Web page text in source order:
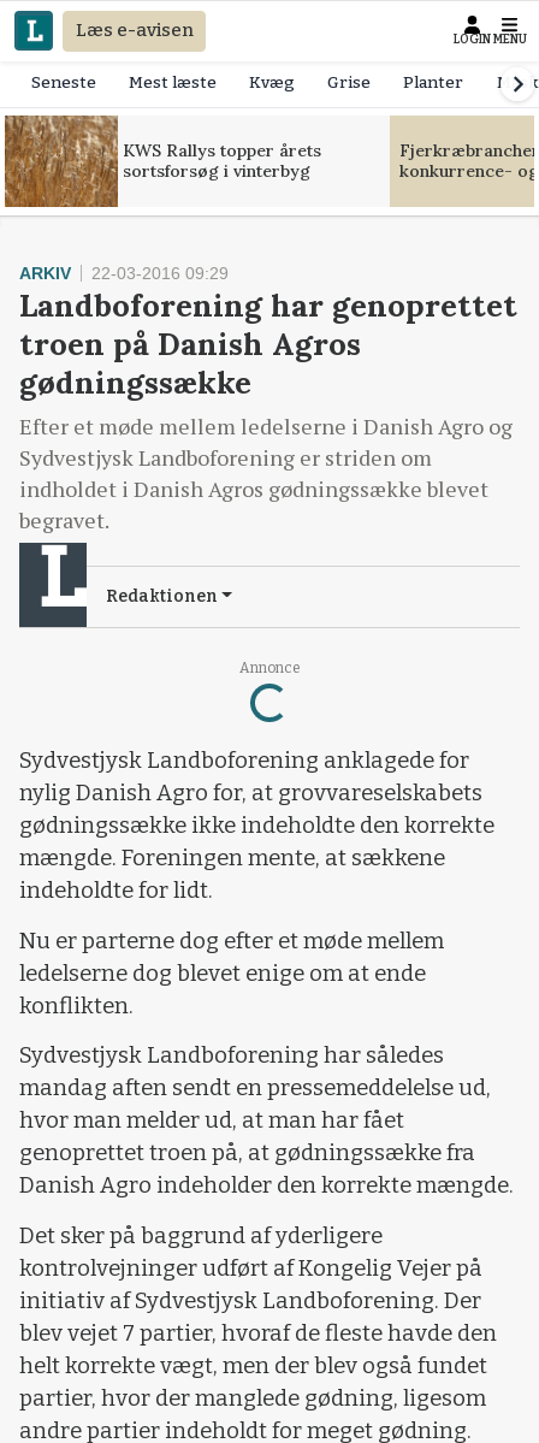
Læs e-avisen LOGIN MENU
Seneste Mest læste Kvæg Grise Planter
KWS Rallys topper årets
sortsforsøg i vinterbyg
konkurrence-
Annonce
Loading...
ARKIV 22-03-2016 09:29
Landboforening har genoprettet
troen på Danish Agros
gødningssække
Efter et møde mellem ledelserne i Danish Agro og
Sydvestjysk Landboforening er striden om
indholdet i Danish Agros gødningssække blevet
begravet.
Redaktionen
Sydvestjysk Landboforening anklagede for
nylig Danish Agro for, at grovvareselskabets
gødningssække ikke indeholdte den korrekte
mængde. Foreningen mente, at sækkene
indeholdte for lidt.
Nu er parterne dog efter et møde mellem
ledelserne dog blevet enige om at ende
konflikten.
Sydvestjysk Landboforening har således
mandag aften sendt en pressemeddelelse ud,
hvor man melder ud, at man har fået
genoprettet troen på, at gødningssække fra
Danish Agro indeholder den korrekte mængde.
Det sker på baggrund af yderligere
kontrolvejninger udført af Kongelig Vejer på
initiativ af Sydvestjysk Landboforening. Der
blev vejet 7 partier, hvoraf de fleste havde den
helt korrekte vægt, men der blev også fundet
partier, hvor der manglede gødning, ligesom
andre partier indeholdt for meget gødning.